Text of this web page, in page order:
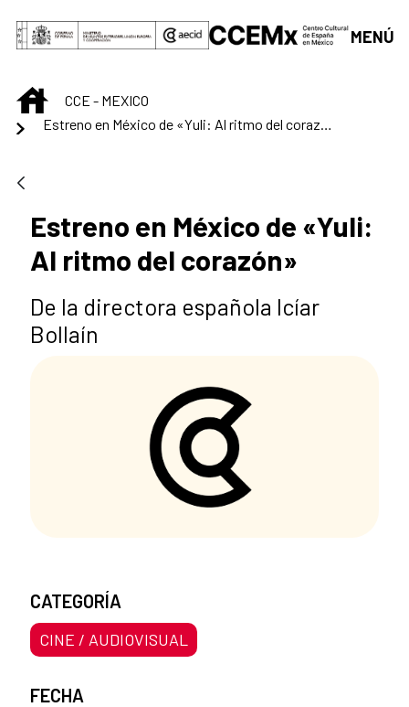
Saltar al contenido principal
MENÚ
INICIOCCE - MEXICO
Estreno en México de «Yuli: Al ritmo del corazón»
Estreno en México de «Yuli:
Al ritmo del corazón»
De la directora española Icíar
Bollaín
CATEGORÍA
CINE / AUDIOVISUAL
FECHA